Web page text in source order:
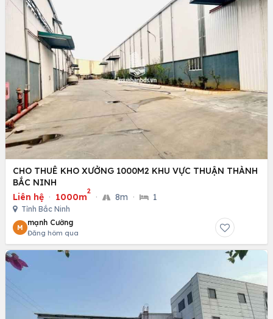
CHO THUÊ KHO XƯỞNG 1000M2 KHU VỰC THUẬN THÀNH
BẮC NINH
Liên hệ · 1000m
2
· 8m · 1
Tỉnh Bắc Ninh
M
mạnh Cường
Đăng hôm qua